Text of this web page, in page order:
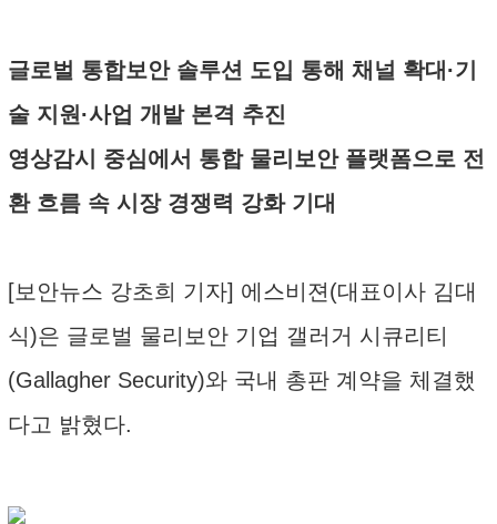
글로벌 통합보안 솔루션 도입 통해 채널 확대·기
술 지원·사업 개발 본격 추진
영상감시 중심에서 통합 물리보안 플랫폼으로 전
환 흐름 속 시장 경쟁력 강화 기대
[보안뉴스 강초희 기자] 에스비젼(대표이사 김대
식)은 글로벌 물리보안 기업 갤러거 시큐리티
(Gallagher Security)와 국내 총판 계약을 체결했
다고 밝혔다.